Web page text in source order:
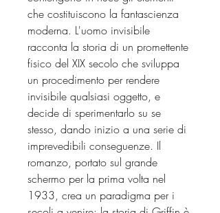
che costituiscono la fantascienza
moderna. L'uomo invisibile
racconta la storia di un promettente
fisico del XIX secolo che sviluppa
un procedimento per rendere
invisibile qualsiasi oggetto, e
decide di sperimentarlo su se
stesso, dando inizio a una serie di
imprevedibili conseguenze. Il
romanzo, portato sul grande
schermo per la prima volta nel
1933, crea un paradigma per i